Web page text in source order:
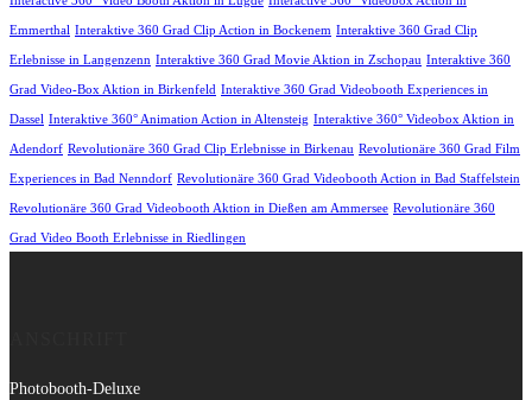
Emmerthal Interaktive 360 Grad Clip Action in Bockenem Interaktive 360 Grad Clip
Erlebnisse in Langenzenn Interaktive 360 Grad Movie Aktion in Zschopau Interaktive 360
Grad Video-Box Aktion in Birkenfeld Interaktive 360 Grad Videobooth Experiences in
Dassel Interaktive 360° Animation Action in Altensteig Interaktive 360° Videobox Aktion in
Adendorf Revolutionäre 360 Grad Clip Erlebnisse in Birkenau Revolutionäre 360 Grad Film
Experiences in Bad Nenndorf Revolutionäre 360 Grad Videobooth Action in Bad Staffelstein
Revolutionäre 360 Grad Videobooth Aktion in Dießen am Ammersee Revolutionäre 360
Grad Video Booth Erlebnisse in Riedlingen
Photobooth-Deluxe